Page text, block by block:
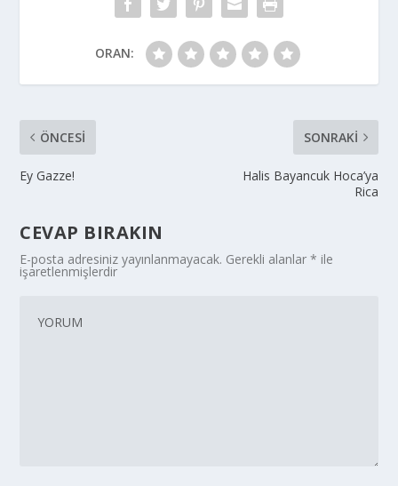
ORAN:
ÖNCESI
Ey Gazze!
SONRAKI
Halis Bayancuk Hoca’ya
Rica
CEVAP BIRAKIN
E-posta adresiniz yayınlanmayacak. Gerekli alanlar* ile
işaretlenmişlerdir